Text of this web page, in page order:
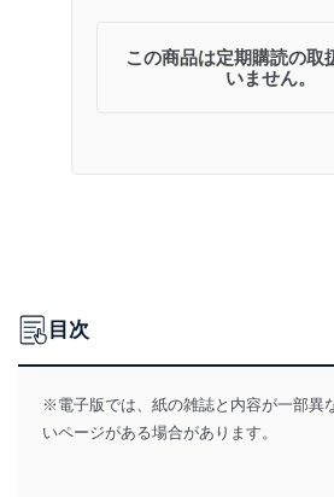
この商品は定期購読の取
いません。
目次
※電子版では、紙の雑誌と内容が一部異
いページがある場合があります。